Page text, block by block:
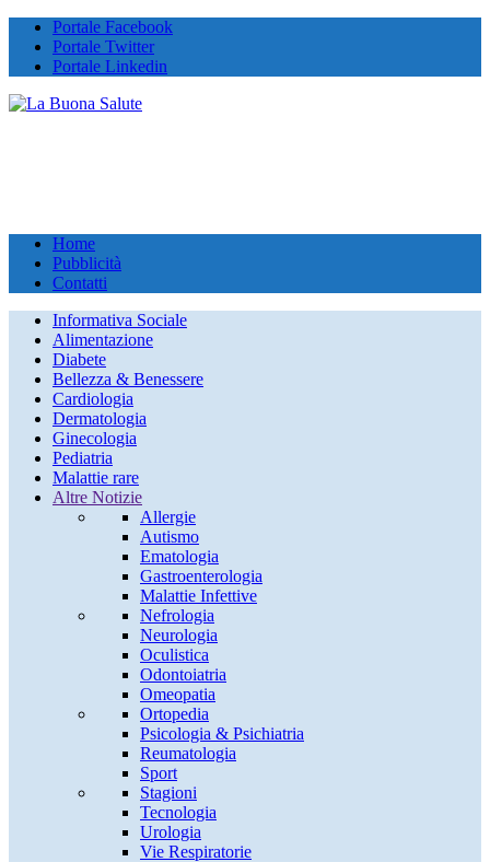
Portale Facebook
Portale Twitter
Portale Linkedin
Home
Pubblicità
Contatti
Informativa Sociale
Alimentazione
Diabete
Bellezza & Benessere
Cardiologia
Dermatologia
Ginecologia
Pediatria
Malattie rare
Altre Notizie
Allergie
Autismo
Ematologia
Gastroenterologia
Malattie Infettive
Nefrologia
Neurologia
Oculistica
Odontoiatria
Omeopatia
Ortopedia
Psicologia & Psichiatria
Reumatologia
Sport
Stagioni
Tecnologia
Urologia
Vie Respiratorie